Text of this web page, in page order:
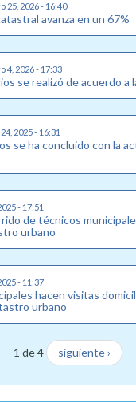
25, 2026 - 16:40
avanza en un 67%
4, 2026 - 17:33
se realizó de acuerdo a
2025 - 16:31
se ha concluido con la
- 17:51
de técnicos
urbano
- 11:37
hacen visitas
urbano
1 de 4 siguiente ›